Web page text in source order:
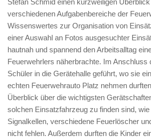
verschiedenen Aufgabenbereiche der
Wissenswertes zur Organisation von
einer Auswahl an Fotos ausgesuchter
hautnah und spannend den Arbeitsalltag
Feuerwehrlers näherbrachte. Im Anschluss
Schüler in die Gerätehalle geführt, wo sie
echten Feuerwehrauto Platz nehmen
Überblick über die wichtigsten
solchen Einsatzfahrzeug zu finden sind,
Signalkellen, verschiedene Feuerlöscher
nicht fehlen. Außerdem durften die Kinder